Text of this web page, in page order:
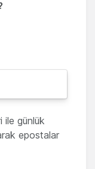
ile günlük
epostalar